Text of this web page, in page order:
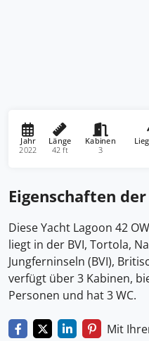
Jahr
2022
Länge
42 ft
Kabinen
3
Eigenschaften
Diese Yacht Lagoon 42
liegt in der BVI, Tortola,
Jungferninseln (BVI),
verfügt über 3 Kabinen,
Personen und hat 3 WC.
Mit